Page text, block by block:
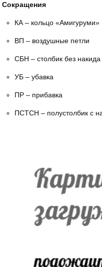
Сокращения
КА – кольцо «Амигуруми»
ВП – воздушные петли
СБН – столбик без накида
УБ – убавка
ПР – прибавка
ПСТСН – полустолбик с